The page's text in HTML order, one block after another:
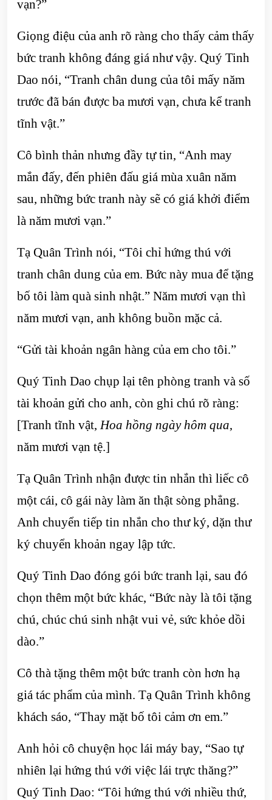
vạn?”
Giọng điệu của anh rõ ràng cho thấy cảm thấy
bức tranh không đáng giá như vậy. Quý Tinh
Dao nói, “Tranh chân dung của tôi mấy năm
trước đã bán được ba mươi vạn, chưa kể tranh
tĩnh vật.”
Cô bình thản nhưng đầy tự tin, “Anh may
mắn đấy, đến phiên đấu giá mùa xuân năm
sau, những bức tranh này sẽ có giá khởi điểm
là năm mươi vạn.”
Tạ Quân Trình nói, “Tôi chỉ hứng thú với
tranh chân dung của em. Bức này mua để tặng
bố tôi làm quà sinh nhật.” Năm mươi vạn thì
năm mươi vạn, anh không buồn mặc cả.
“Gửi tài khoản ngân hàng của em cho tôi.”
Quý Tinh Dao chụp lại tên phòng tranh và số
tài khoản gửi cho anh, còn ghi chú rõ ràng:
[Tranh tĩnh vật,Hoa hồng ngày hôm qua,
năm mươi vạn tệ.]
Tạ Quân Trình nhận được tin nhắn thì liếc cô
một cái, cô gái này làm ăn thật sòng phẳng.
Anh chuyển tiếp tin nhắn cho thư ký, dặn thư
ký chuyển khoản ngay lập tức.
Quý Tinh Dao đóng gói bức tranh lại, sau đó
chọn thêm một bức khác, “Bức này là tôi tặng
chú, chúc chú sinh nhật vui vẻ, sức khỏe dồi
dào.”
Cô thà tặng thêm một bức tranh còn hơn hạ
giá tác phẩm của mình. Tạ Quân Trình không
khách sáo, “Thay mặt bố tôi cảm ơn em.”
Anh hỏi cô chuyện học lái máy bay, “Sao tự
nhiên lại hứng thú với việc lái trực thăng?”
Quý Tinh Dao: “Tôi hứng thú với nhiều thứ,